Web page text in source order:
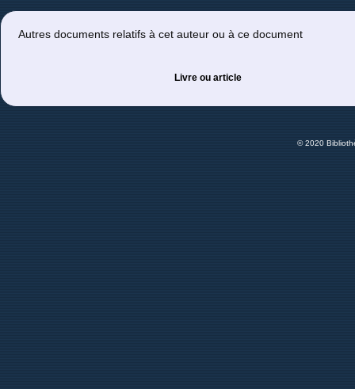
Autres documents relatifs à cet auteur ou à ce document
Livre ou article
© 2020